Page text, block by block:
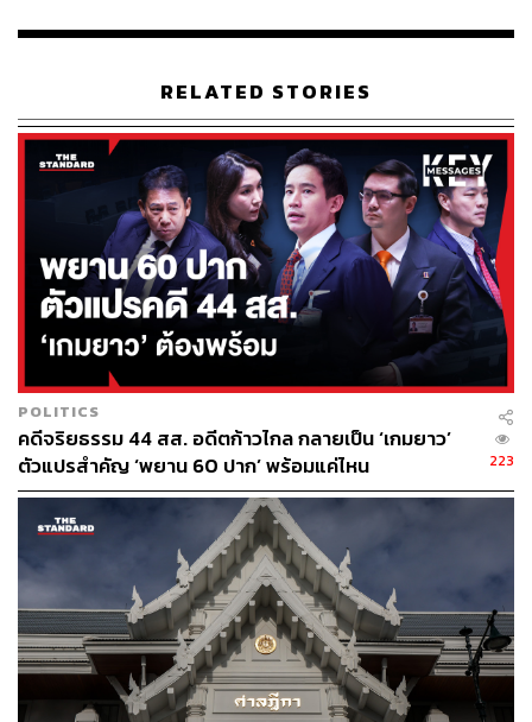
ชัยธวัชยังยืนยันว่าการวินิจฉัยคดียุบพรรคก้าวไกลในวันที่ 7
สิงหาคมนี้ จะไม่กระทบอะไรกับการเลือกตั้งครั้งนี้ และการ
หาเสียงก็จะดำเนินต่อไป เพราะเราเชื่อว่าไม่ว่าผลการตัดสิน
จะออกมาอย่างไร ประชาชนชาวราชบุรีก็ยังต้องการการ
เปลี่ยนแปลงเหมือนเดิม อีกทั้งการเลือกตั้งท้องถิ่นก็ไม่ได้
บังคับว่าผู้สมัครต้องสังกัดพรรค ทั้งนี้ แกนนำและ สส. พรรค
ได้วางแผนไว้แล้วว่าจะมาช่วยหาเสียงอย่างเต็มที่ ในฐานะที่
เป็นศึกนายก อบจ. แรกของพรรคก้าวไกลอย่างเป็นทางการ
“แม้การเลือกตั้งครั้งนี้เกิดขึ้นก่อนกำหนด แต่พรรคก้าวไกลก็
ไม่ได้ส่งเลือกตั้งแบบเล่นๆ แต่ลงเพราะเตรียมพร้อมมาแต่แรก
อยู่แล้ว อีกทั้งราชบุรีเป็นจังหวัดที่มีทีมงานที่มีศักยภาพ เมื่อ
การเลือกตั้งเกิดขึ้นโดยไม่มีประชาชนในสมการ แต่เกิดจาก
ความต้องการช่วงชิงความได้เปรียบทางการเมือง พรรคก้าว
ไกลก็ยิ่งต้องส่งลงแข่ง ไม่ใช่เพื่อหยั่งเสียง แต่เพื่อพิสูจน์ว่า
ชาวราชบุรีไม่ได้ต้องการอยู่กับที่เดิม เป็นโอกาสที่ชาวราชบุรี
จะสั่งสอนการเมืองแบบเดิม พรรคก้าวไกลต้องการเข้ามาบริ
หารเพื่อสร้างความเปลี่ยนแปลง และเชื่อมั่นว่าว่าที่นายก
อบจ. ของพรรคก้าวไกลมีความพร้อม เป็นคนราชบุรีมาแต่
เกิด เติบโต ศึกษา และทำธุรกิจ ที่ราชบุรี เข้าใจความเจ็บปวด
และความต้องการของราชบุรีที่มีศักยภาพหลายอย่าง แต่หยุด
นิ่งไม่เปลี่ยนแปลงมานาน”
RELATED STORIES
POLITICS
คดีจริยธรรม 44 สส. อดีตก้าวไกล กลายเป็น ‘เกมยาว’
ตัวแปรสำคัญ ‘พยาน 60 ปาก’ พร้อมแค่ไหน
223